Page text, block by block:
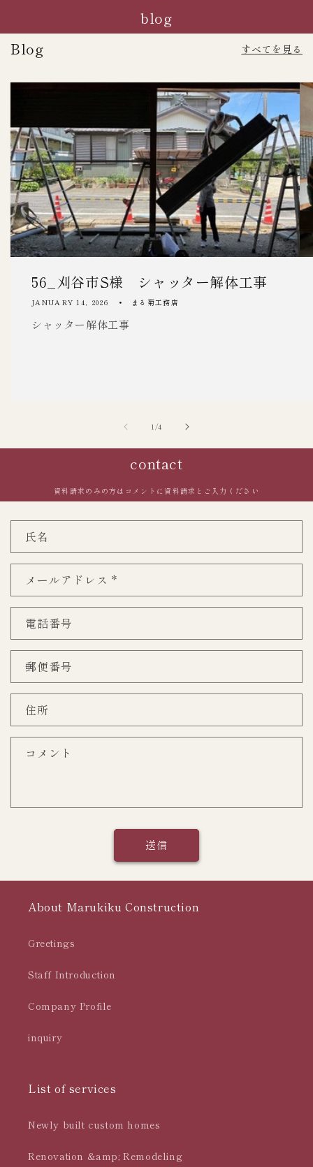
blog
Blog
すべてを見る
56_刈谷市S様 シャッター解体工事
JANUARY 14, 2026 まる菊工務店
シャッター解体工事
1/of
4
contact
資料請求のみの方はコメントに資料請求とご入力ください
い
わ
フ
ォ
ム
氏名
メールアドレス *
電話番号
郵便番号
住所
コメント
送信
About Marukiku Construction
Greetings
Staff Introduction
Company Profile
inquiry
List of services
Newly built custom homes
Renovation &amp; Remodeling